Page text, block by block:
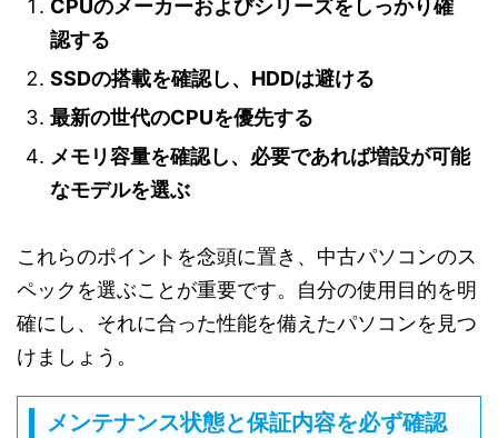
CPUのメーカーおよびシリーズをしっかり確
認する
SSDの搭載を確認し、HDDは避ける
最新の世代のCPUを優先する
メモリ容量を確認し、必要であれば増設が可能
なモデルを選ぶ
これらのポイントを念頭に置き、中古パソコンのス
ペックを選ぶことが重要です。自分の使用目的を明
確にし、それに合った性能を備えたパソコンを見つ
けましょう。
メンテナンス状態と保証内容を必ず確認